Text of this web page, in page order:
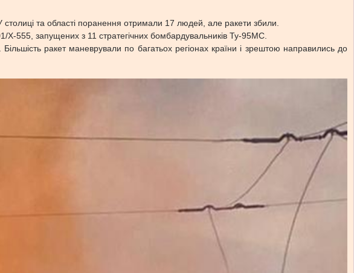
та області поранення отримали 17 людей, але ракети збили.
Х-555, запущених з 11 стратегічних бомбардувальників Ту-95МС.
ракет маневрували по багатьох регіонах країни і зрештою направились до